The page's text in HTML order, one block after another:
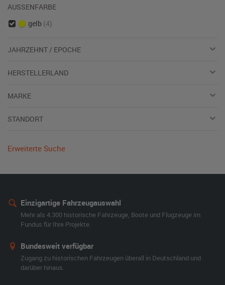
AUSSENFARBE
gelb (4)
JAHRZEHNT / EPOCHE
HERSTELLERLAND
MARKE
STANDORT
Erweiterte Suche
Einzigartige Fahrzeugauswahl
Mehr als 4.300 historische Fahrzeuge, Boote und Flugzeuge im
Fundus für Ihre Projekte.
Bundesweit verfügbar
Zugang zu historischen Fahrzeugen überall in Deutschland und
darüber hinaus.